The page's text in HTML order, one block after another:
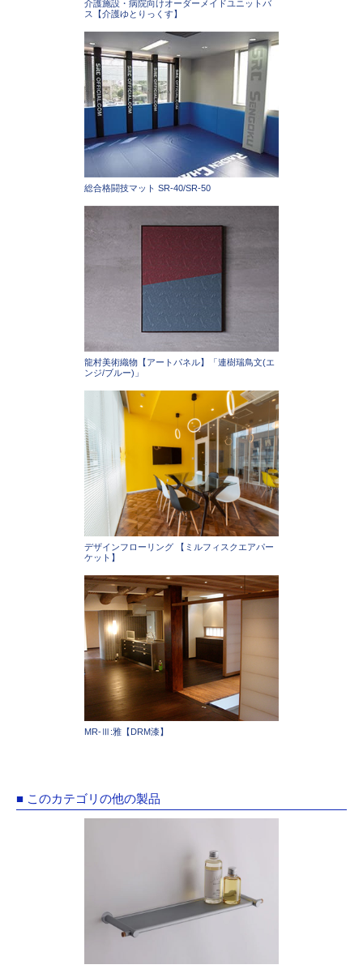
介護施設・病院向けオーダーメイドユニットバ
ス【介護ゆとりっくす】
総合格闘技マット SR-40/SR-50
龍村美術織物【アートパネル】「連樹瑞鳥文(エ
ンジ/ブルー)」
デザインフローリング 【ミルフィスクエアパー
ケット】
MR-Ⅲ:雅【DRM漆】
■ このカテゴリの他の製品